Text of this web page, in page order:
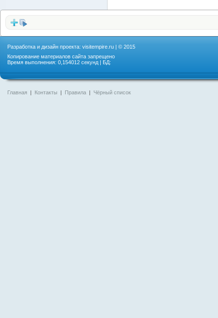
Разработка и дизайн проекта: visitempire.ru | © 2015
Копирование материалов сайта запрещено
Время выполнения: 0,154012 секунд | БД:
Главная | Контакты | Правила | Чёрный список